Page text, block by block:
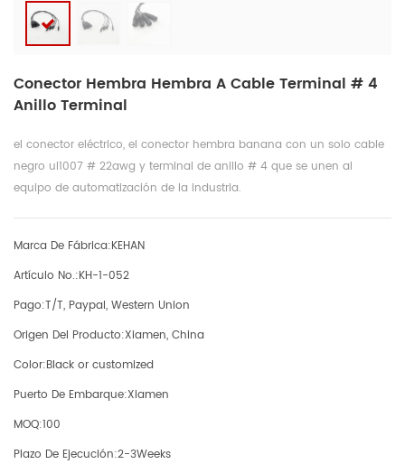
Conector Hembra Hembra A Cable Terminal # 4
Anillo Terminal
el conector eléctrico, el conector hembra banana con un solo cable
negro ul1007 # 22awg y terminal de anillo # 4 que se unen al
equipo de automatización de la industria.
Marca De Fábrica:KEHAN
Artículo No.:KH-1-052
Pago:T/T, Paypal, Western Union
Origen Del Producto:Xiamen, China
Color:Black or customized
Puerto De Embarque:Xiamen
MOQ:100
Plazo De Ejecución:2-3Weeks